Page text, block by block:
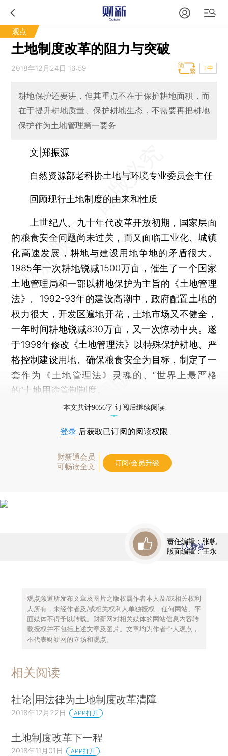
观点
土地制度改革的阻力与突破
2018年12月24日 16:59 T中
耕地保护还要讲，但其重点不在于保护耕地面积，而
在于提升耕地质量、保护耕地生态，不需要再把耕地
保护作为土地管理第一要务
文|郑振源
自然资源部老科协土地与环境专业委员会主任
回顾现行土地制度的由来和性质
上世纪八、九十年代改革开放初期，国家层面
的粮食安全问题尚未过关，而又面临工业化、城镇
化高速发展，耕地与建设用地争地的矛盾很大。
1985年一次耕地锐减1500万亩，催生了一个国家
土地管理局和一部以耕地保护为主旨的《土地管理
法》。1992-93年的建设高潮中，政府配置土地的
权力很大，开发区遍地开花，土地市场又不健全，
一年时间耕地锐减830万亩，又一次惊动中央。遂
于1998年修改《土地管理法》以特殊保护耕地、严
格控制建设用地、确保粮食安全为目标，制定了一
套作为《土地管理法》灵魂的、“世界上最严格
的”土地用途管制制度。
本文共计9056字 订阅后继续阅读
登录 后获取已订阅的阅读权限
财新通会员
可畅读全文
订阅/会员升级
责任编辑：张帆
版面编辑：王永
1人赞赏
观点频道所发布文章及图片之版权属作者本人及/或相关权利
人所有，未经作者及/或相关权利人单独授权，任何网站、平
面媒体不得予以转载。财新网对相关媒体的网站信息内容转
载授权并不包括上述文章及图片。文章均为作者个人观点，
不代表财新网的立场和观点。
相关阅读
社论|用法律为土地制度改革清障
2018年12月22日 APP打开
土地制度改革下一程
2018年11月01日 APP打开